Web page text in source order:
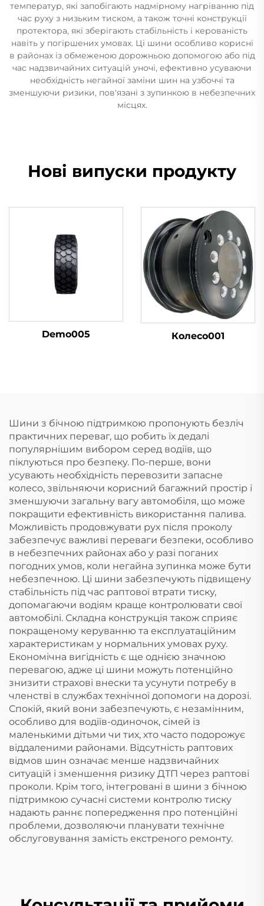
температур, які запобігають надмірному нагріванню під
час руху з низьким тиском, а також точні конструкції
протектора, які зберігають стабільність і керованість
навіть у погіршених умовах. Ці шини особливо корисні
в районах із обмеженою дорожньою допомогою або під
час надзвичайних ситуацій уночі, ефективно усуваючи
необхідність негайної заміни шин на узбоччі та
зменшуючи ризики, пов'язані з зупинкою в небезпечних
місцях.
Нові випуски продукту
Demo005 Колесо001
Шини з бічною підтримкою пропонують безліч
практичних переваг, що робить їх дедалі
популярнішим вибором серед водіїв, що
піклуються про безпеку. По-перше, вони
усувають необхідність перевозити запасне
колесо, звільняючи корисний багажний простір і
зменшуючи загальну вагу автомобіля, що може
покращити ефективність використання палива.
Можливість продовжувати рух після проколу
забезпечує важливі переваги безпеки, особливо
в небезпечних районах або у разі поганих
погодних умов, коли негайна зупинка може бути
небезпечною. Ці шини забезпечують підвищену
стабільність під час раптової втрати тиску,
допомагаючи водіям краще контролювати свої
автомобілі. Складна конструкція також сприяє
покращеному керуванню та експлуатаційним
характеристикам у нормальних умовах руху.
Економічна вигідність є ще однією значною
перевагою, адже ці шини можуть потенційно
знизити страхові внески та усунути потребу в
членстві в службах технічної допомоги на дорозі.
Спокій, який вони забезпечують, є незамінним,
особливо для водіїв-одиночок, сімей із
маленькими дітьми чи тих, хто часто подорожує
віддаленими районами. Відсутність раптових
відмов шин означає менше надзвичайних
ситуацій і зменшення ризику ДТП через раптові
проколи. Крім того, інтегровані в шини з бічною
підтримкою сучасні системи контролю тиску
надають раннє попередження про потенційні
проблеми, дозволяючи планувати технічне
обслуговування замість екстреного ремонту.